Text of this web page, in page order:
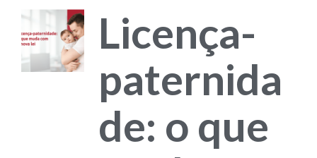
Licença-
paternida
de: o que